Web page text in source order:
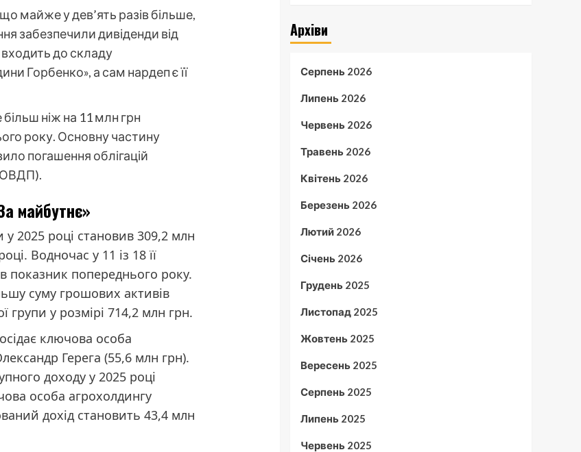
майже у дев’ять разів більше,
забезпечили дивіденди від
до складу
Горбенко», а сам нардеп є її
ніж на 11 млн грн
року. Основну частину
погашення облігацій
майбутнє»
у 2025 році становив 309,2 млн
Водночас у 11 із 18 її
показник попереднього року.
суму грошових активів
групи у розмірі 714,2 млн грн.
ключова особа
Герега (55,6 млн грн).
доходу у 2025 році
особа агрохолдингу
дохід становить 43,4 млн
Архіви
Серпень 2026
Липень 2026
Червень 2026
Травень 2026
Квітень 2026
Березень 2026
Лютий 2026
Січень 2026
Грудень 2025
Листопад 2025
Жовтень 2025
Вересень 2025
Серпень 2025
Липень 2025
Червень 2025